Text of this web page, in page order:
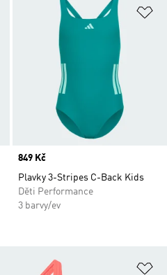
Přidat do seznamu přání
Price
849 Kč
Plavky 3-Stripes C-Back Kids
Děti Performance
3 barvy/ev